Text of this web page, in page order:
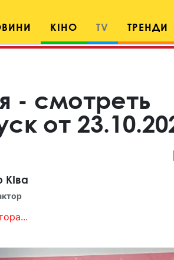
КІНО TV ТРЕНДИ
- смотреть
от